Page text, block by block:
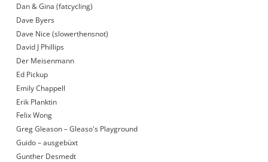
Dan & Gina (fatcycling)
Dave Byers
Dave Nice (slowerthensnot)
David J Phillips
Der Meisenmann
Ed Pickup
Emily Chappell
Erik Planktin
Felix Wong
Greg Gleason – Gleaso's Playground
Guido – ausgebüxt
Gunther Desmedt